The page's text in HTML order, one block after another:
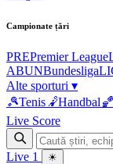
Campionate țări
PREPremier League
ABUNBundesliga
Alte sporturi ▾
🎾Tenis 🤾Handbal🏀
Live Score
Live 1 ☀